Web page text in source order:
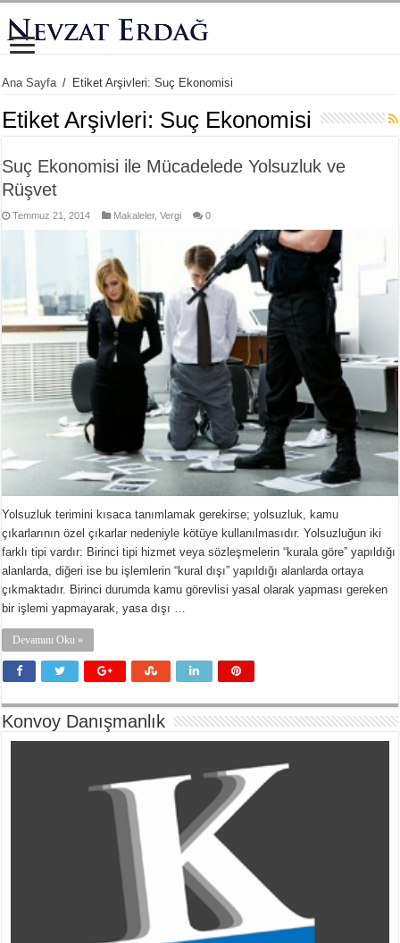
Ana Sayfa / Etiket Arşivleri: Suç Ekonomisi
Etiket Arşivleri: Suç Ekonomisi
Suç Ekonomisi ile Mücadelede Yolsuzluk ve
Rüşvet
Temmuz 21, 2014 Makaleler,Vergi 0
Yolsuzluk terimini kısaca tanımlamak gerekirse; yolsuzluk, kamu
çıkarlarının özel çıkarlar nedeniyle kötüye kullanılmasıdır. Yolsuzluğun iki
farklı tipi vardır: Birinci tipi hizmet veya sözleşmelerin “kurala göre” yapıldığı
alanlarda, diğeri ise bu işlemlerin “kural dışı” yapıldığı alanlarda ortaya
çıkmaktadır. Birinci durumda kamu görevlisi yasal olarak yapması gereken
bir işlemi yapmayarak, yasa dışı …
Devamını Oku »
Konvoy Danışmanlık